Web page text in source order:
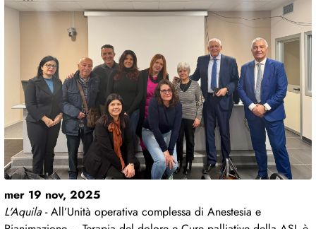
mer 19 nov, 2025
L'Aquila - All’Unità operativa complessa di Anestesia e